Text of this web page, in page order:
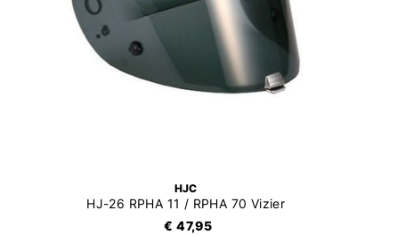
HJC
HJ-26 RPHA 11 / RPHA 70 Vizier
€ 47,95